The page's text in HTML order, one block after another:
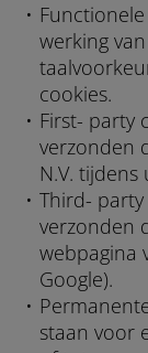
werking
cookies.
First- party
verzonden
N.V. tijdens
Third-
verzonden
webpagina
Google).
staan voor